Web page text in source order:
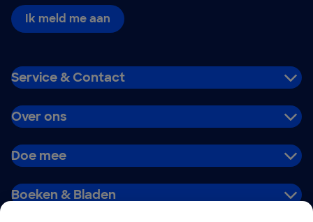
Ik meld me aan
Service & Contact
Over ons
Doe mee
Boeken & Bladen